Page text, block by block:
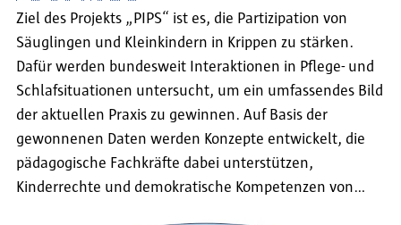
Ziel des Projekts „PIPS“ ist es, die Partizipation von
Säuglingen und Kleinkindern in Krippen zu stärken.
Dafür werden bundesweit Interaktionen in Pflege- und
Schlafsituationen untersucht, um ein umfassendes Bild
der aktuellen Praxis zu gewinnen. Auf Basis der
gewonnenen Daten werden Konzepte entwickelt, die
pädagogische Fachkräfte dabei unterstützen,
Kinderrechte und demokratische Kompetenzen von…